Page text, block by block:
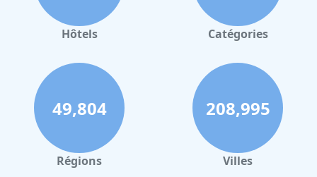
Hôtels Catégories
49,804
Régions
208,995
Villes